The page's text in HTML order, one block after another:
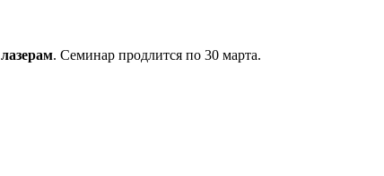
лазерам. Семинар продлится по 30 марта.